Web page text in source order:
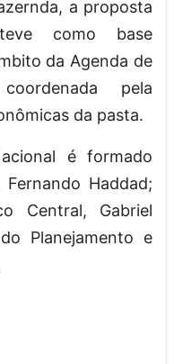
a proposta
como base
da Agenda de
pela
da pasta.
é formado
Haddad;
Central, Gabriel
Planejamento e